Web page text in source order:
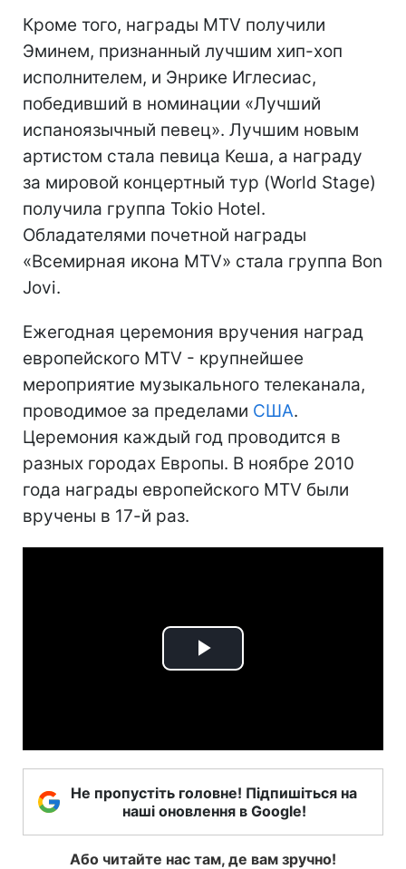
Кроме того, награды MTV получили
Эминем, признанный лучшим хип-хоп
исполнителем, и Энрике Иглесиас,
победивший в номинации «Лучший
испаноязычный певец». Лучшим новым
артистом стала певица Кеша, а награду
за мировой концертный тур (World Stage)
получила группа Tokio Hotel.
Обладателями почетной награды
«Всемирная икона MTV» стала группа Bon
Jovi.
Ежегодная церемония вручения наград
европейского MTV - крупнейшее
мероприятие музыкального телеканала,
проводимое за пределами США.
Церемония каждый год проводится в
разных городах Европы. В ноябре 2010
года награды европейского MTV были
вручены в 17-й раз.
Play
Не пропустіть головне! Підпишіться на
наші оновлення в Google!
Або читайте нас там, де вам зручно!